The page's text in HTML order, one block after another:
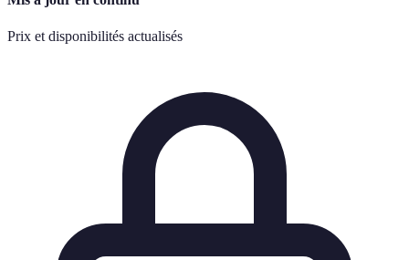
Prix et disponibilités actualisés